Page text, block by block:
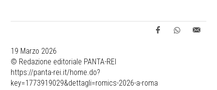
19 Marzo 2026
© Redazione editoriale PANTA-REI
https://panta-rei.it/home.do?
key=1773919029&dettagli=romics-2026-a-roma